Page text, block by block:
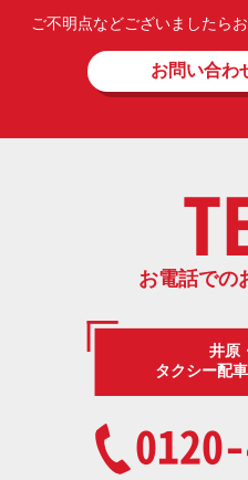
ご不明点などございましたら
お問い合わ
お電話での
井原
タクシー配